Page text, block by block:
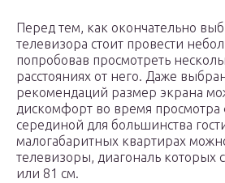
Перед тем, как окончательно
телевизора стоит провести
попробовав просмотреть
расстояниях от него. Даже
рекомендаций размер экрана
дискомфорт во время
серединой для большинства
малогабаритных квартирах
телевизоры, диагональ которых
или 81 см.